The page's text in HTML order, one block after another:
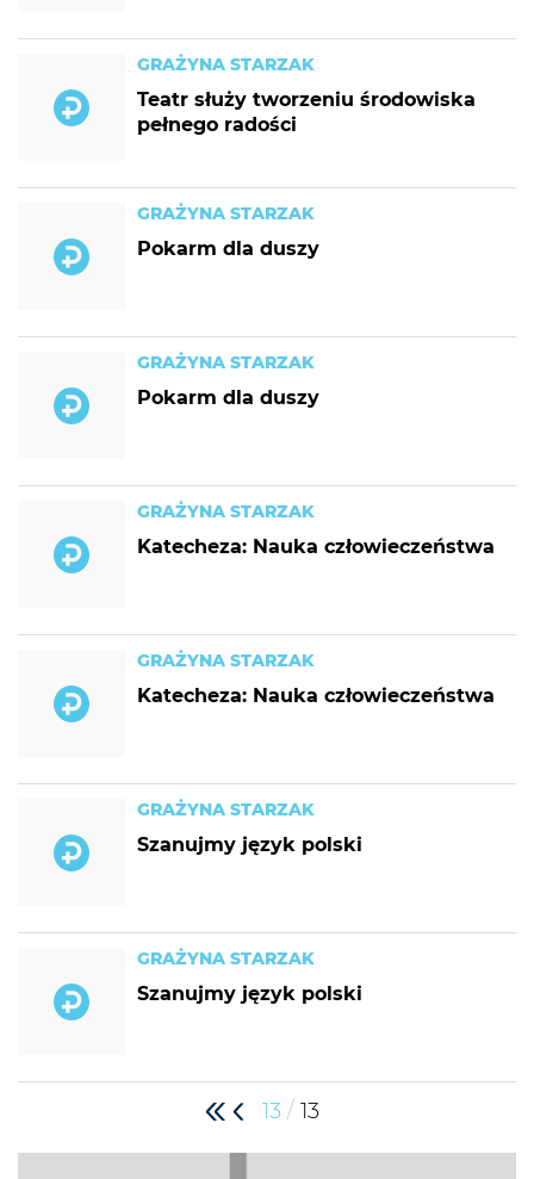
GRAŻYNA STARZAK
Teatr służy tworzeniu środowiska
pełnego radości
GRAŻYNA STARZAK
Pokarm dla duszy
GRAŻYNA STARZAK
Pokarm dla duszy
GRAŻYNA STARZAK
Katecheza: Nauka człowieczeństwa
GRAŻYNA STARZAK
Katecheza: Nauka człowieczeństwa
GRAŻYNA STARZAK
Szanujmy język polski
GRAŻYNA STARZAK
Szanujmy język polski
13 / 13